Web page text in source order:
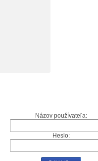
Názov používateľa:
Heslo: